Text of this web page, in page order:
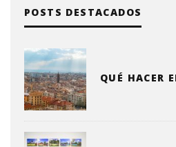
POSTS DESTACADOS
QUÉ HACER